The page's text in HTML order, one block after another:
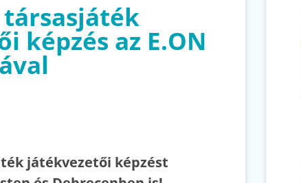
képzés az E.ON
játékvezetői képzést